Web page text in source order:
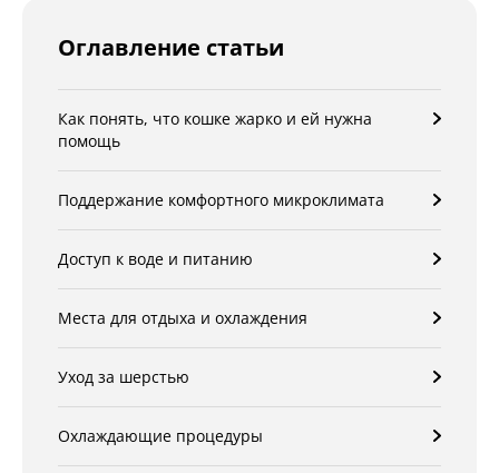
Оглавление статьи
Как понять, что кошке жарко и ей нужна
помощь
Поддержание комфортного микроклимата
Доступ к воде и питанию
Места для отдыха и охлаждения
Уход за шерстью
Охлаждающие процедуры